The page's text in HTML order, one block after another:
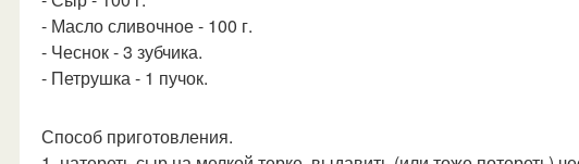
- Масло сливочное - 100 г.
- Чеснок - 3 зубчика.
- Петрушка - 1 пучок.
Способ приготовления.